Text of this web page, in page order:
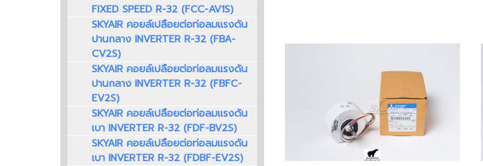
FIXED SPEED R-32 (FCC-AV1S)
SKYAIR คอยล์เปลือยต่อท่อลมแรงดัน
ปานกลาง INVERTER R-32 (FBA-
CV2S)
SKYAIR คอยล์เปลือยต่อท่อลมแรงดัน
ปานกลาง INVERTER R-32 (FBFC-
EV2S)
SKYAIR คอยล์เปลือยต่อท่อลมแรงดัน
เบา INVERTER R-32 (FDF-BV2S)
SKYAIR คอยล์เปลือยต่อท่อลมแรงดัน
เบา INVERTER R-32 (FDBF-EV2S)